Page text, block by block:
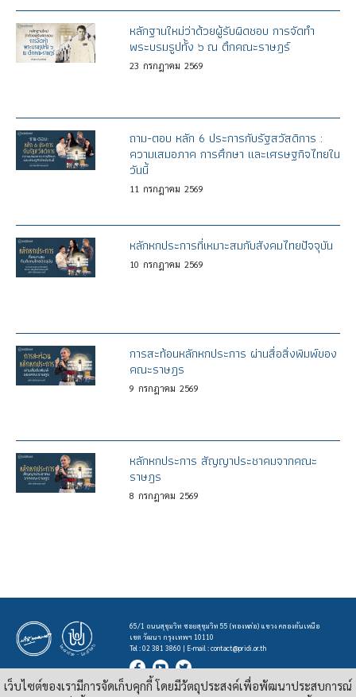
หลักฐานใหม่ว่าด้วยผู้รับผิดชอบ การจัดทำ
พระบรมรูปทั้ง ๖ ณ ตึกคณะราษฎร์
23 กรกฎาคม 2569
ถาม-ตอบ หลัก 6 ประการกับรัฐสวัสดิการ :
ความเสมอภาค การศึกษา และเศรษฐกิจไทยใน
วันนี้
11 กรกฎาคม 2569
หลักหกประการที่เหมาะสมกับสังคมไทยปัจจุบัน
10 กรกฎาคม 2569
การสะท้อนหลักหกประการ ผ่านสื่อสิ่งพิมพ์ของ
คณะราษฎร
9 กรกฎาคม 2569
หลักหกประการ สัญญาประชาคมจากคณะ
ราษฎร
8 กรกฎาคม 2569
65/1 ถนนสุขุมวิท ซอยสุขุมวิท 55 (ทองหล่อ) แขวง คลองตันเหนือ
เขต วัฒนา กรุงเทพฯ 10110
Tel : 02 381 3860 | E-mail :contact@pridi.or.th
บทความ รูปภาพ และสื่ออื่นๆ ที่มีสัญลักษณ์ของสถาบันปรีดี พนมยงค์ ในเว็บไซต์https://pridi.or.th
เว็บไซต์ของเรามีการจัดเก็บคุกกี้ โดยมีวัตถุประสงค์เพื่อพัฒนาประสบการณ์